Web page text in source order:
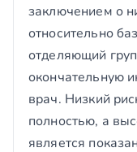
заключением о
относительно
отделяющий
окончательную
врач. Низкий
полностью, а
является